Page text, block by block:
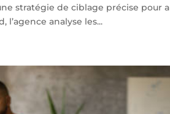
stratégie de ciblage précise pour
l’agence analyse les...